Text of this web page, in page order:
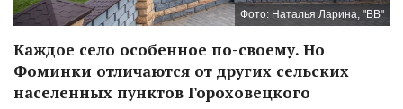
Фото: Наталья Ларина, "ВВ"
Каждое село особенное по-своему. Но
Фоминки отличаются от других сельских
населенных пунктов Гороховецкого